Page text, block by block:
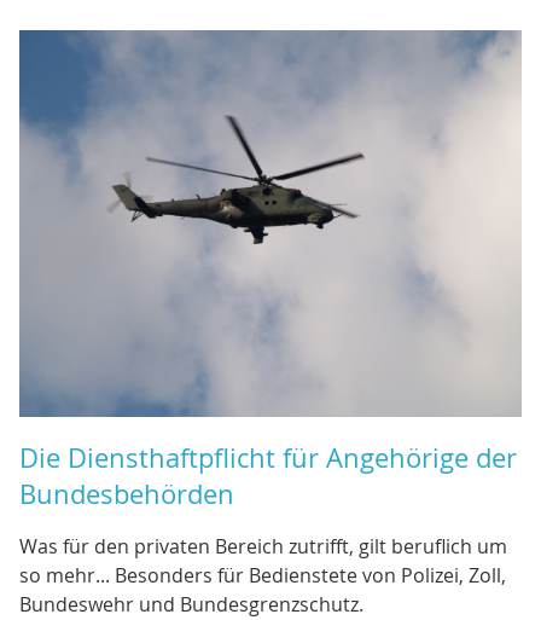
Die Diensthaftpflicht für Angehörige der
Bundesbehörden
Was für den privaten Bereich zutrifft, gilt beruflich um
so mehr... Besonders für Bedienstete von Polizei, Zoll,
Bundeswehr und Bundesgrenzschutz.